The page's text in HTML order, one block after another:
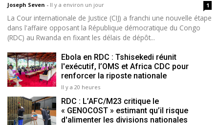
Joseph Seven - Il y a environ un jour 1
La Cour internationale de Justice (CIJ) a franchi une nouvelle étape
dans l'affaire opposant la République démocratique du Congo
(RDC) au Rwanda en fixant les délais de dépôt...
Ebola en RDC : Tshisekedi réunit
l'exécutif, l’OMS et Africa CDC pour
renforcer la riposte nationale
Il y a 20 heures
RDC : L’AFC/M23 critique le
« GENOCOST » estimant qu’il risque
d'alimenter les divisions nationales